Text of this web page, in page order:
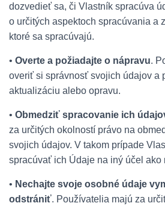
dozvedieť sa, či Vlastník spracúva
o určitých aspektoch spracúvania a
ktoré sa spracúvajú.
• Overte a požiadajte o nápravu.
overiť si správnosť svojich údajov a
aktualizáciu alebo opravu.
• Obmedziť spracovanie ich
za určitých okolností právo na
svojich údajov. V takom prípade
spracúvať ich Údaje na iný účel ako
• Nechajte svoje osobné údaje
odstrániť. Používatelia majú za